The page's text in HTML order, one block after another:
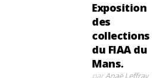
Exposition
des
collections
du FIAA du
Mans.
parAnaë Leffray